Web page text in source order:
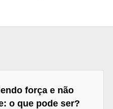
força e não
o que pode ser?